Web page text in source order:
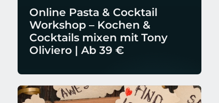
Online Pasta & Cocktail
Workshop – Kochen &
Cocktails mixen mit Tony
Oliviero | Ab 39 €